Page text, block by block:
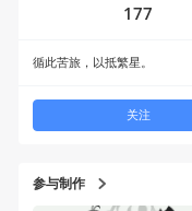
参与制作
177
循此苦旅，以抵繁星。
关注